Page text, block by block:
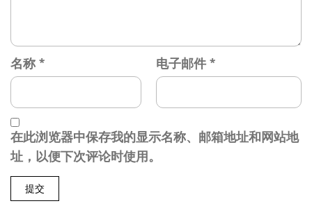
名称 * 电子邮件 *
在此浏览器中保存我的显示名称、邮箱地址和网站地
址，以便下次评论时使用。